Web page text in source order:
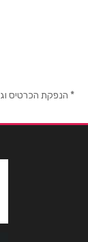
* הנפקת הכרטיס